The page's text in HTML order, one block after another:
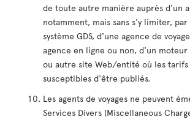
de toute autre manière auprès d'un
notamment, mais sans s'y limiter,
système GDS, d'une agence de
agence en ligne ou non, d'un
ou autre site Web/entité où les tarifs
susceptibles d'être publiés.
Les agents de voyages ne peuvent
Services Divers (Miscellaneous